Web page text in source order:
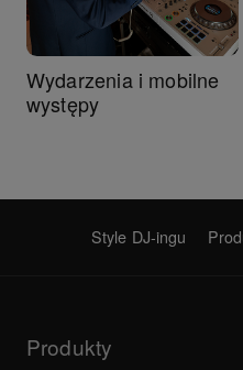
Wydarzenia i mobilne
występy
Style DJ-ingu
Produkty